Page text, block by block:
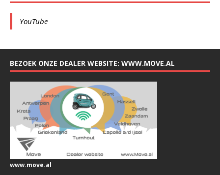
YouTube
BEZOEK ONZE DEALER WEBSITE: WWW.MOVE.AL
www.move.al